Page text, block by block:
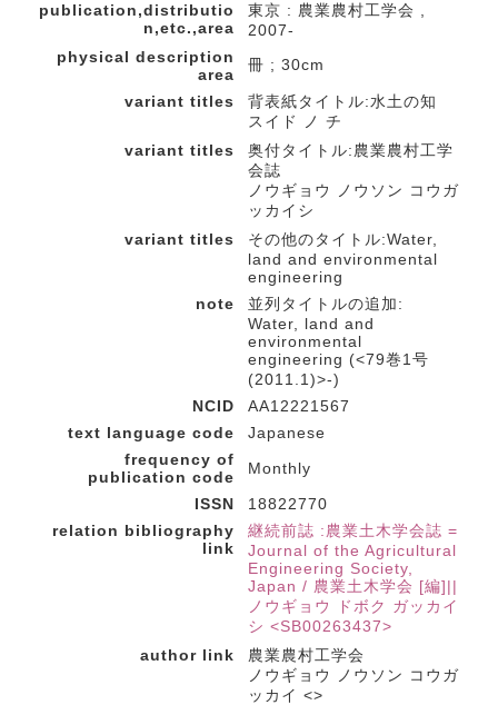
publication,distributio
n,etc.,area
東京 : 農業農村工学会 ,
2007-
physical description
area
冊 ; 30cm
variant titles
背表紙タイトル:水土の知
スイド ノ チ
variant titles
奥付タイトル:農業農村工学
会誌
ノウギョウ ノウソン コウガ
ッカイシ
variant titles
その他のタイトル:Water,
land and environmental
engineering
note
並列タイトルの追加:
Water, land and
environmental
engineering (<79巻1号
(2011.1)>-)
NCID
AA12221567
text language code
Japanese
frequency of
publication code
Monthly
ISSN
18822770
relation bibliography
link
継続前誌 :農業土木学会誌 =
Journal of the Agricultural
Engineering Society,
Japan / 農業土木学会 [編]||
ノウギョウ ドボク ガッカイ
シ <SB00263437>
author link
農業農村工学会
ノウギョウ ノウソン コウガ
ッカイ <>